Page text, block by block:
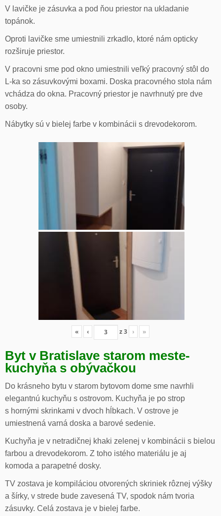
V lavičke je zásuvka a pod ňou priestor na ukladanie
topánok.
Oproti lavičke sme umiestnili zrkadlo, ktoré nám opticky
rozširuje priestor.
V pracovni sme pod okno umiestnili veľký pracovný stôl do
L-ka so zásuvkovými boxami. Doska pracovného stola nám
vchádza do okna. Pracovný priestor je navrhnutý pre dve
osoby.
Nábytky sú v bielej farbe v kombinácii s drevodekorom.
« ‹ z3 › »
Byt v Bratislave starom meste-
kuchyňa s obývačkou
Do krásneho bytu v starom bytovom dome sme navrhli
elegantnú kuchyňu s ostrovom. Kuchyňa je po strop
s hornými skrinkami v dvoch hĺbkach. V ostrove je
umiestnená varná doska a barové sedenie.
Kuchyňa je v netradičnej khaki zelenej v kombinácii s bielou
farbou a drevodekorom. Z toho istého materiálu je aj
komoda a parapetné dosky.
TV zostava je kompiláciou otvorených skriniek rôznej výšky
a šírky, v strede bude zavesená TV, spodok nám tvoria
zásuvky. Celá zostava je v bielej farbe.